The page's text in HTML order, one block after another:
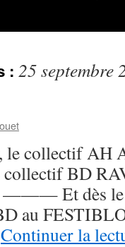
: 25 septembre
le collectif AH
BD
——— Et dès le
au
Continuer la